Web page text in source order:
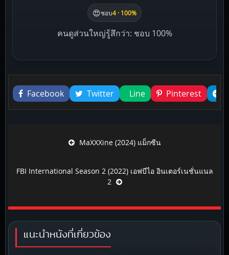
😍ชอบ4 · 100%
คนดูส่วนใหญ่รู้สึกว่า: ชอบ 100%
Liked this
Facebook
Twitter Line Pinterest
MaXXXine (2024) แม็กซีน
FBI International Season 2 (2022) เอฟบีไอ อินเตอร์เนชั่นแนล
2
แนะนำหนังที่เกี่ยวข้อง